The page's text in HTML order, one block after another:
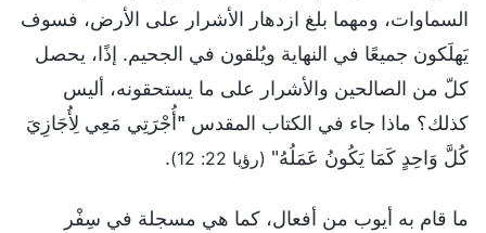
السماوات، ومهما بلغ ازدهار الأشرار على الأرض، فسوف
يَهلَكون جميعًا في النهاية ويُلقون في الجحيم. إذًا، يحصل
كلّ من الصالحين والأشرار على ما يستحقونه، أليس
كذلك؟ ماذا جاء في الكتاب المقدس "َأُجْرَتِي مَعِي لِأُجَازِيَ
كُلَّ وَاحِدٍ كَمَا يَكُونُ عَمَلُهُ" (رؤيا 22: 12) .
ما قام به أيوب من أفعال، كما هي مسجلة في سِفْر